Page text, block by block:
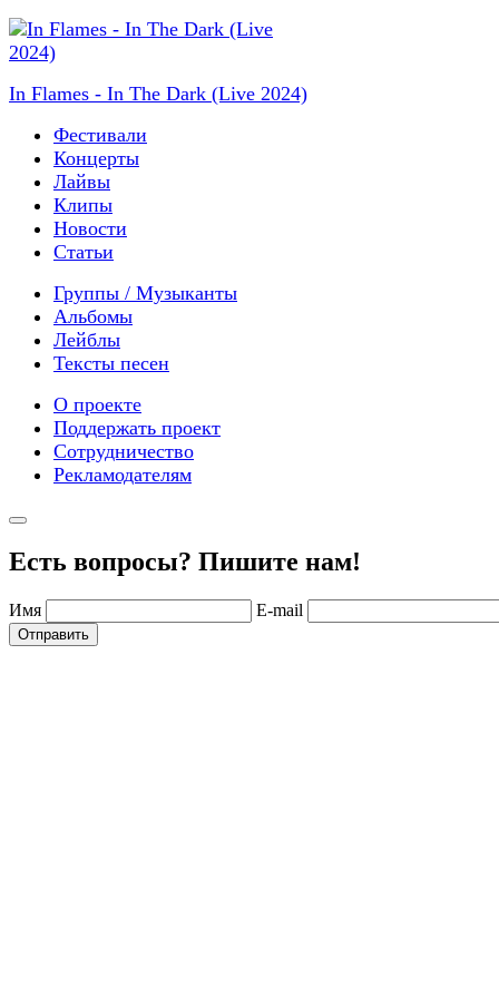
In Flames - In The Dark (Live 2024)
Фестивали
Концерты
Лайвы
Клипы
Новости
Статьи
Группы / Музыканты
Альбомы
Лейблы
Тексты песен
О проекте
Поддержать проект
Сотрудничество
Рекламодателям
Есть вопросы? Пишите нам!
Имя E-mail